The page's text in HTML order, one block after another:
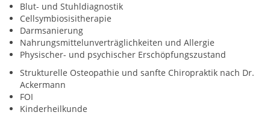
Blut- und Stuhldiagnostik
Cellsymbiosisitherapie
Darmsanierung
Nahrungsmittelunverträglichkeiten und Allergie
Physischer- und psychischer Erschöpfungszustand
Strukturelle Osteopathie und sanfte Chiropraktik nach Dr.
Ackermann
FOI
Kinderheilkunde